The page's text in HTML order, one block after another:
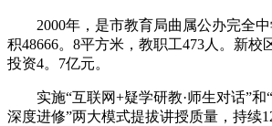
2000年，是市教育局曲属公办完全中
积48666。8平方米，教职工473人。新校
投资4。7亿元。
实施“互联网+疑学研教·师生对话”和“
深度进修”两大模式提拔讲授质量，持续